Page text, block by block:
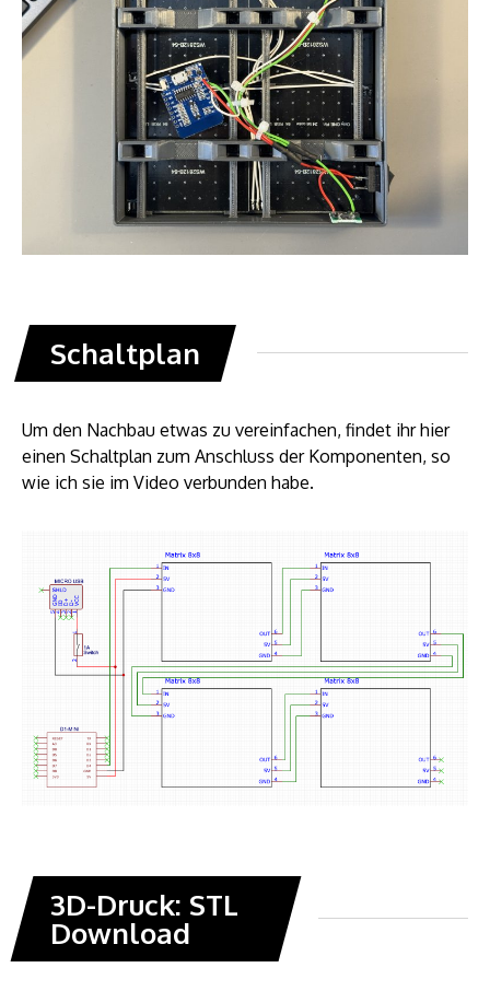
Schaltplan
Um den Nachbau etwas zu vereinfachen, findet ihr hier
einen Schaltplan zum Anschluss der Komponenten, so
wie ich sie im Video verbunden habe.
3D-Druck: STL
Download